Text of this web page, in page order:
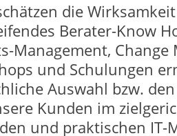
die
Berater-Know
Management,
und Schulungen
Auswahl bzw.
Kunden im
und praktischen